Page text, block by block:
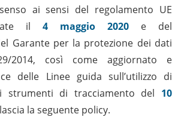
ai sensi del regolamento UE
il 4 maggio 2020 e del
Garante per la protezione dei dati
2014, così come aggiornato e
delle Linee guida sull’utilizzo di
di tracciamento del 10
la seguente policy.